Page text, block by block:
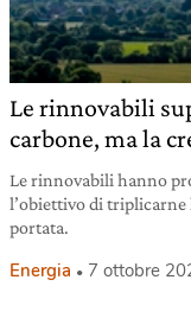
Le rinnovabili
carbone, ma la
Le rinnovabili hanno
l’obiettivo di triplicarne
portata.
Energia 7 ottobre